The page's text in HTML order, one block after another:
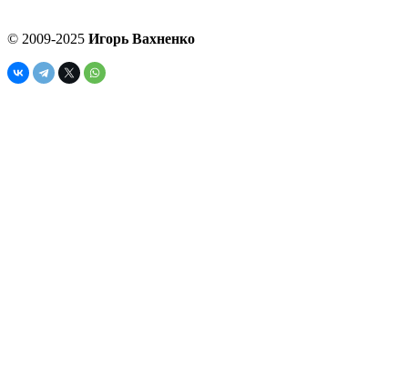
© 2009-2025 Игорь Вахненко